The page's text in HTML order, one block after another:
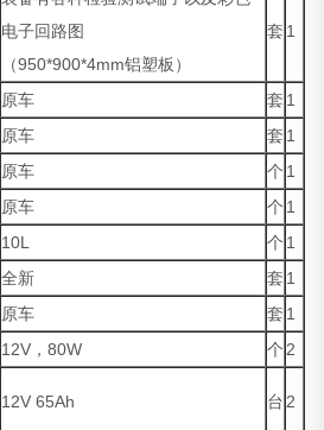
电子回路图
（950*900*4mm铝塑板）
套 1
原车 套 1
原车 套 1
原车 个 1
原车 个 1
10L 个 1
全新 套 1
原车 套 1
12V，80W 个 2
12V 65Ah 台 2